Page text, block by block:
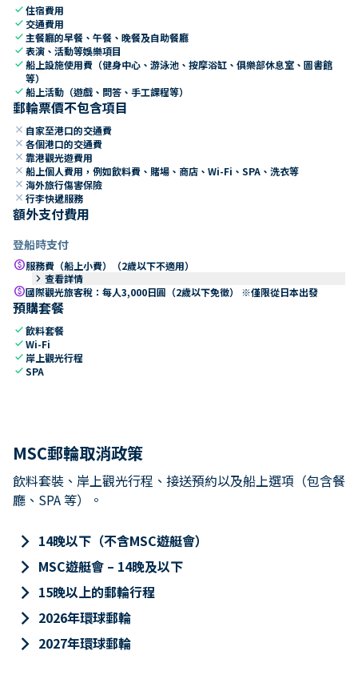
check住宿費用
check 交通費用
check 主餐廳的早餐、午餐、晚餐及自助餐廳
check表演、活動等娛樂項目
check船上設施使用費（健身中心、游泳池、按摩浴缸、俱樂部休息室、圖書館
等）
check船上活動（遊戲、問答、手工課程等）
郵輪票價不包含項目
close 自家至港口的交通費
close 各個港口的交通費
close 靠港觀光遊費用
close 船上個人費用，例如飲料費、賭場、商店、Wi-Fi、SPA、洗衣等
close 海外旅行傷害保險
close 行李快遞服務
額外支付費用
登船時支付
paid服務費（船上小費）（2歲以下不適用）
keyboard_arrow_right 查看詳情
paid國際觀光旅客稅：每人3,000日圓（2歲以下免徵） ※僅限從日本出發
預購套餐
check飲料套餐
checkWi-Fi
check 岸上觀光行程
checkSPA
MSC郵輪取消政策
飲料套裝、岸上觀光行程、接送預約以及船上選項（包含餐
廳、SPA 等）。
keyboard_arrow_right 14晚以下（不含MSC遊艇會）
keyboard_arrow_right MSC遊艇會 – 14晚及以下
keyboard_arrow_right 15晚以上的郵輪行程
keyboard_arrow_right 2026年環球郵輪
keyboard_arrow_right 2027年環球郵輪